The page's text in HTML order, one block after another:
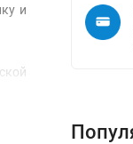
и